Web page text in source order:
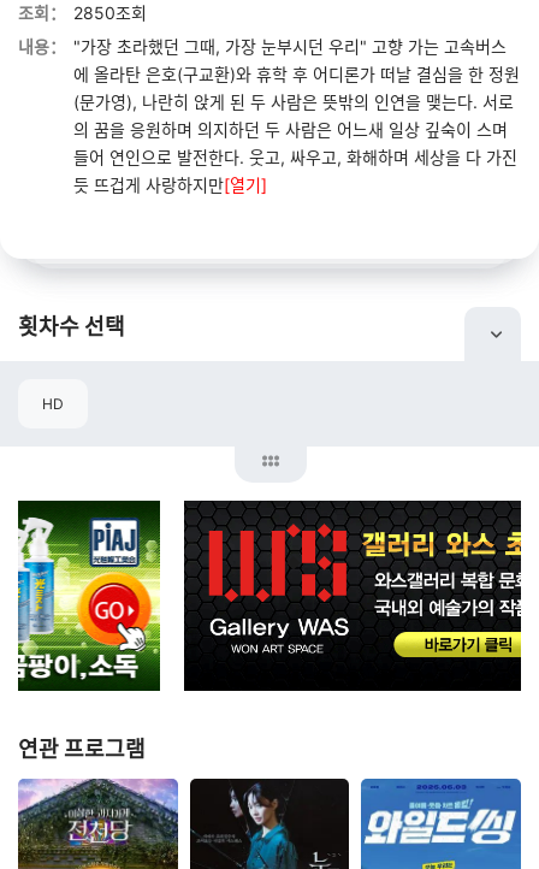
조회：
2850조회
내용：
"가장 초라했던 그때, 가장 눈부시던 우리" 고향 가는 고속버스
에 올라탄 은호(구교환)와 휴학 후 어디론가 떠날 결심을 한 정원
(문가영), 나란히 앉게 된 두 사람은 뜻밖의 인연을 맺는다. 서로
의 꿈을 응원하며 의지하던 두 사람은 어느새 일상 깊숙이 스며
들어 연인으로 발전한다. 웃고, 싸우고, 화해하며 세상을 다 가진
듯 뜨겁게 사랑하지만[열기]
횟차수 선택
HD
연관 프로그램